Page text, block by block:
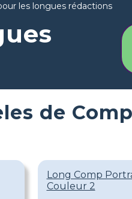
les longues rédactions
de
Long Comp
Couleur 2